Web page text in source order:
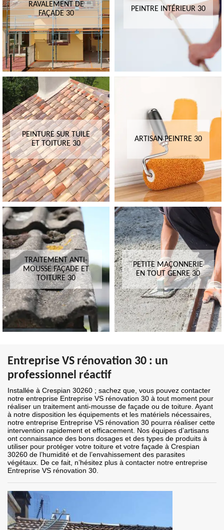
RAVALEMENT DE
FAÇADE 30
PEINTRE INTÉRIEUR 30
PEINTURE SUR TUILE
ET TOITURE 30
ARTISAN PEINTRE 30
TRAITEMENT ANTI-
MOUSSE FAÇADE ET
TOITURE 30
PETITE MAÇONNERIE
EN TOUT GENRE 30
Entreprise VS rénovation 30 : un
professionnel réactif
Installée à Crespian 30260 ; sachez que, vous pouvez contacter
notre entreprise Entreprise VS rénovation 30 à tout moment pour
réaliser un traitement anti-mousse de façade ou de toiture. Ayant
à notre disposition les équipements et les matériels nécessaires,
notre entreprise Entreprise VS rénovation 30 pourra réaliser cette
intervention rapidement et efficacement. Nos équipes d’artisans
ont connaissance des bons dosages et des types de produits à
utiliser pour protéger votre toiture et votre façade à Crespian
30260 de l’humidité et de l’envahissement des parasites
végétaux. De ce fait, n’hésitez plus à contacter notre entreprise
Entreprise VS rénovation 30.